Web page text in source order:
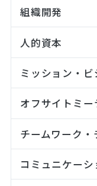
組織開発
人的資本
ミッション・
オフサイトミー
チームワーク・
コミュニケー